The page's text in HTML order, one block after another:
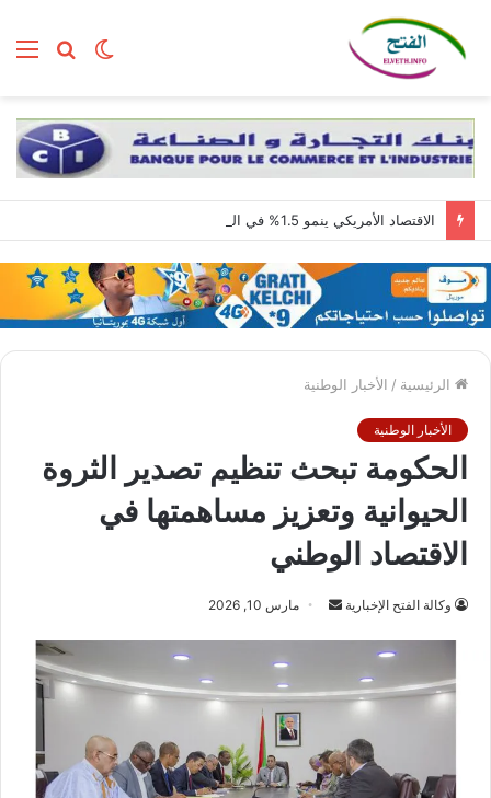
بحث الوضع
الرئيسية / الأخبار الوطنية
الأخبار الوطنية
الحكومة تبحث تنظيم تصدير الثروة
الحيوانية وتعزيز مساهمتها في
الاقتصاد الوطني
وكالة الفتح الإخبارية
أرسل مارس 10, 2026